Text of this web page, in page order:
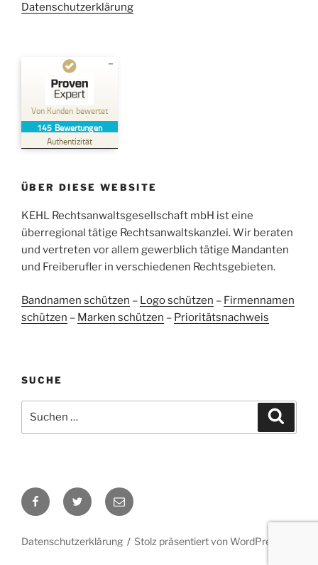
Datenschutzerklärung
Von Kunden bewertet
145 Bewertungen
Authentizität
Kundenbewertungen und Erfahrungen zu
Kehl Rechtsanwaltsgesellschaft mbH
SEHR GUT
38
Bewertungen auf
ProvenExpert.com
Bewertungen von
2
anderen Quellen
Blick aufs ProvenExpert-Profil werfen
ÜBER DIESE WEBSITE
KEHL Rechtsanwaltsgesellschaft mbH ist eine
überregional tätige Rechtsanwaltskanzlei. Wir beraten
und vertreten vor allem gewerblich tätige Mandanten
und Freiberufler in verschiedenen Rechtsgebieten.
Bandnamen schützen – Logo schützen – Firmennamen
schützen – Marken schützen – Prioritätsnachweis
SUCHE
nach:
FacebookTwitter E-
Mail
Datenschutzerklärung Stolz präsentiert von WordPress